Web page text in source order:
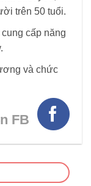
trên 50 tuổi.
cấp năng
và chức
FB